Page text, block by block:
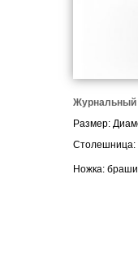
Журнальный
Размер:
Столешница:
Ножка: